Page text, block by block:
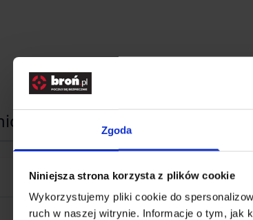
Zgoda
Niniejsza strona korzysta z plików cookie
Wykorzystujemy pliki cookie do
ruch w naszej witrynie. Informacje o tym, jak
SP.10069
3057061062055